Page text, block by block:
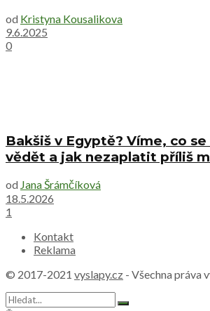
od Kristyna Kousalikova
9.6.2025
0
Bakšiš v Egyptě? Víme, co
vědět a jak nezaplatit příliš
od Jana Šrámčíková
18.5.2026
1
Kontakt
Reklama
© 2017-2021 vyslapy.cz - Všechna práva